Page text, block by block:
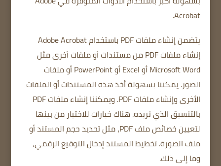
Acrobat.
يتضمن إنشاء ملفات PDF باستخدام Adobe Acrobat
إنشاء ملفات PDF من مستندات أو ملفات أخرى مثل
Microsoft Word أو Excel أو PowerPoint أو ملفات
الصور.يمكننا بسهولة أخذ هذه المستندات أو الملفات
الأخرى وإنشاء ملفات PDF.
ويمكننا إنشاء ملفات PDF
بالتنسيق الذي نريده.هناك خيارات للاختيار من بينها
لتعيين خصائص ملف PDF، مثل تحديد حجم المستند أو
ملف الصورة.تخطيط المستندإدخال التوقيع الرقمي،
وما إلى ذلك.